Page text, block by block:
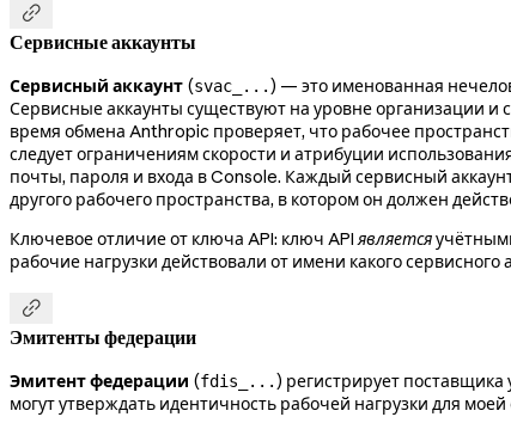

Сервисные аккаунты
Сервисный аккаунт (svac_... ) — это именованная
Сервисные аккаунты существуют на уровне организации и
время обмена Anthropic проверяет, что рабочее
следует ограничениям скорости и атрибуции
почты, пароля и входа в Console. Каждый сервисный
другого рабочего пространства, в котором он должен
Ключевое отличие от ключа API: ключ APIявляется
рабочие нагрузки действовали от имени какого сервисного

Эмитенты федерации
Эмитент федерации (fdis_...) регистрирует
могут утверждать идентичность рабочей нагрузки для моей